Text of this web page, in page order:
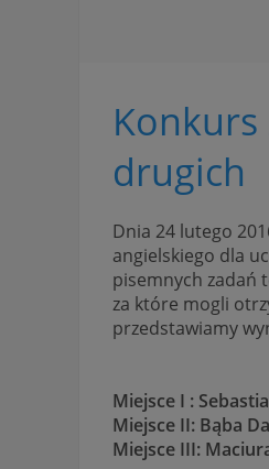
drugich
Dnia 24 lutego
angielskiego dla
pisemnych zadań
za które mogli
przedstawiamy
Miejsce I :
Miejsce II:
Miejsce III: